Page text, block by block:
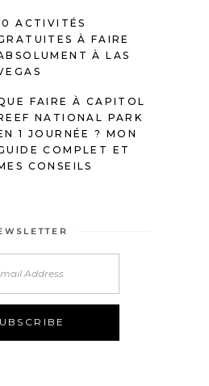
ACTIVITÉS
À FAIRE
À LAS
FAIRE À CAPITOL
NATIONAL PARK
1 JOURNÉE ? MON
COMPLET ET
CONSEILS